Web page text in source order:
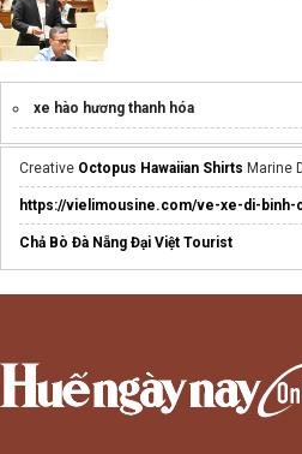
xe hào hương thanh hóa
Creative Octopus Hawaiian Shirts Marine
https://vielimousine.com/ve-xe-di-binh-
Chả Bò Đà Nẵng Đại Việt Tourist